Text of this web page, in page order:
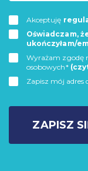
Akceptuję
Oświadczam,
ukończyłam/
Wyrażam zgodę
osobowych*
Zapisz mój adres
ZAPISZ